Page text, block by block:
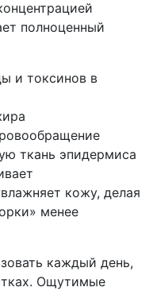
полноценный
и токсинов в
ткань эпидермиса
кожу, делая
менее
каждый день,
Ощутимые